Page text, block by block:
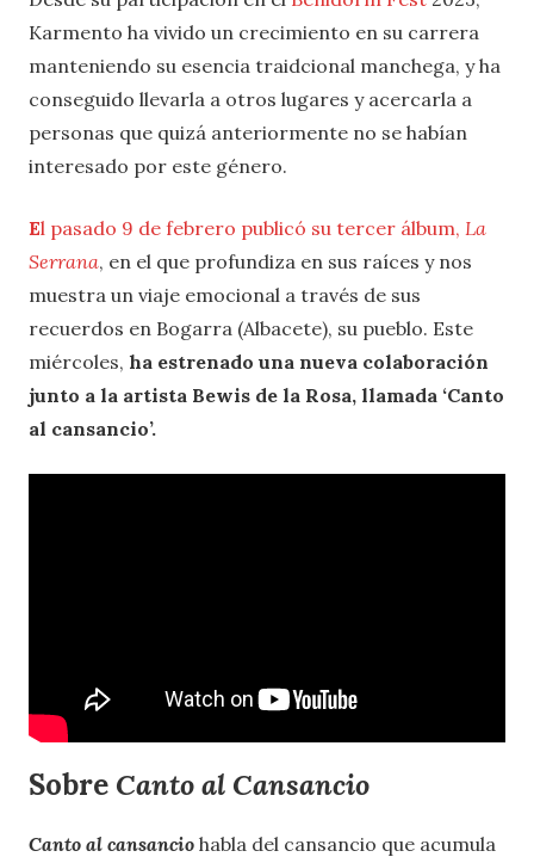
Karmento ha vivido un crecimiento en su carrera
manteniendo su esencia traidcional manchega, y ha
conseguido llevarla a otros lugares y acercarla a
personas que quizá anteriormente no se habían
interesado por este género.
El pasado 9 de febrero publicó su tercer álbum, La
Serrana, en el que profundiza en sus raíces y nos
muestra un viaje emocional a través de sus
recuerdos en Bogarra (Albacete), su pueblo. Este
miércoles, ha estrenado una nueva colaboración
junto a la artista Bewis de la Rosa, llamada ‘Canto
al cansancio’.
Sobre Canto al Cansancio
Canto al cansancio habla del cansancio que acumula